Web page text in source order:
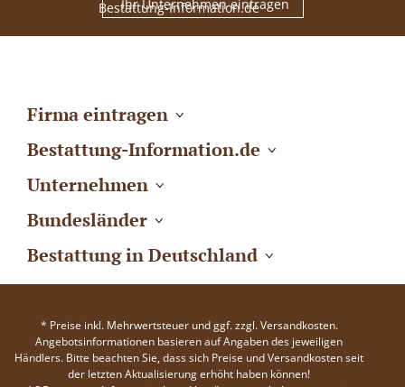
Ihr Unternehmen eintragen
Firma eintragen
Bestattung-Information.de
Unternehmen
Bundesländer
Bestattung in Deutschland
* Preise inkl. Mehrwertsteuer und ggf. zzgl. Versandkosten.
Angebotsinformationen basieren auf Angaben des jeweiligen
Händlers. Bitte beachten Sie, dass sich Preise und Versandkosten seit
der letzten Aktualisierung erhöht haben können!